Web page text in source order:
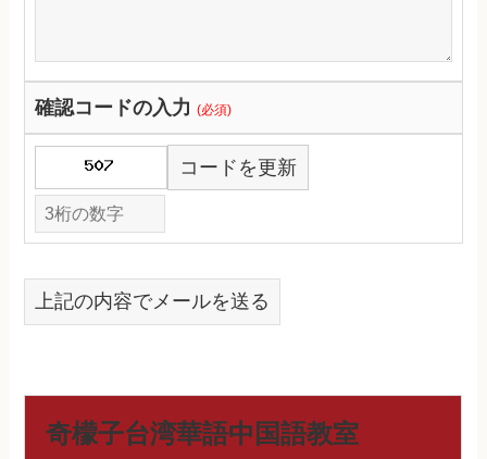
確認コードの入力(必須)
コードを更新
上記の内容でメールを送る
奇檬子台湾華語中国語教室